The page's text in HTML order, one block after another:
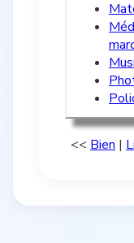
<< Bien |